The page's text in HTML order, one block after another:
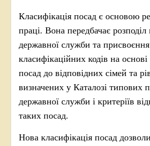
Класифікація посад є основою
праці. Вона передбачає розподіл
державної служби та
класифікаційних кодів на основі
посад до відповідних сімей та
визначених у Каталозі типових
державної служби і критеріїв
таких посад.
Нова класифікація посад